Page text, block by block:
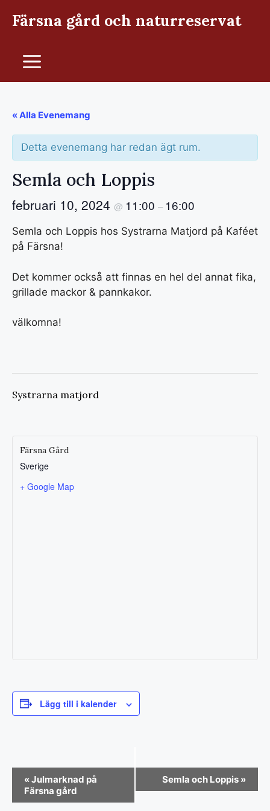
Färsna gård och naturreservat
Meny
« Alla Evenemang
Detta evenemang har redan ägt rum.
Semla och Loppis
februari 10, 2024 @ 11:00 – 16:00
Semla och Loppis hos Systrarna Matjord på Kaféet
på Färsna!
Det kommer också att finnas en hel del annat fika,
grillade mackor & pannkakor.
välkomna!
Systrarna matjord
Färsna Gård
Sverige
+ Google Map
Lägg till i kalender
«Julmarknad på
Färsna gård
Semla och Loppis »